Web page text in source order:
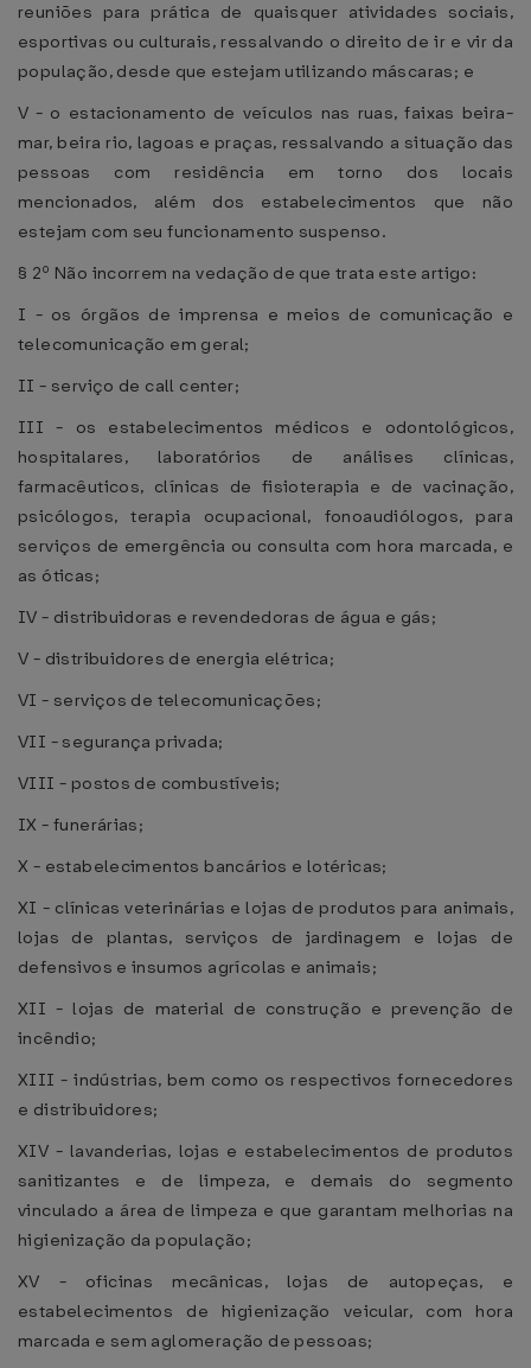
reuniões para prática de quaisquer atividades sociais,
esportivas ou culturais, ressalvando o direito de ir e vir da
população, desde que estejam utilizando máscaras; e
V - o estacionamento de veículos nas ruas, faixas beira-
mar, beira rio, lagoas e praças, ressalvando a situação das
pessoas com residência em torno dos locais
mencionados, além dos estabelecimentos que não
estejam com seu funcionamento suspenso.
§ 2º Não incorrem na vedação de que trata este artigo:
I - os órgãos de imprensa e meios de comunicação e
telecomunicação em geral;
II - serviço de call center;
III - os estabelecimentos médicos e odontológicos,
hospitalares, laboratórios de análises clínicas,
farmacêuticos, clínicas de fisioterapia e de vacinação,
psicólogos, terapia ocupacional, fonoaudiólogos, para
serviços de emergência ou consulta com hora marcada, e
as óticas;
IV - distribuidoras e revendedoras de água e gás;
V - distribuidores de energia elétrica;
VI - serviços de telecomunicações;
VII - segurança privada;
VIII - postos de combustíveis;
IX - funerárias;
X - estabelecimentos bancários e lotéricas;
XI - clínicas veterinárias e lojas de produtos para animais,
lojas de plantas, serviços de jardinagem e lojas de
defensivos e insumos agrícolas e animais;
XII - lojas de material de construção e prevenção de
incêndio;
XIII - indústrias, bem como os respectivos fornecedores
e distribuidores;
XIV - lavanderias, lojas e estabelecimentos de produtos
sanitizantes e de limpeza, e demais do segmento
vinculado a área de limpeza e que garantam melhorias na
higienização da população;
XV - oficinas mecânicas, lojas de autopeças, e
estabelecimentos de higienização veicular, com hora
marcada e sem aglomeração de pessoas;